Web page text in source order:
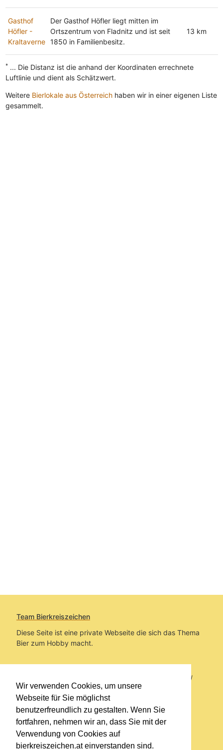
Wir verwenden Cookies, um unsere
Webseite für Sie möglichst
benutzerfreundlich zu gestalten. Wenn Sie
fortfahren, nehmen wir an, dass Sie mit der
Verwendung von Cookies auf
bierkreiszeichen.at einverstanden sind.
Gasthof
Höfler -
Kraltaverne
Der Gasthof Höfler liegt mitten im
Ortszentrum von Fladnitz und ist seit
1850 in Familienbesitz.
13 km
*... Die Distanz ist die anhand der Koordinaten errechnete
Luftlinie und dient als Schätzwert.
Weitere Bierlokale aus Österreichhaben wir in einer eigenen Liste
gesammelt.
Team Bierkreiszeichen
Diese Seite ist eine private Webseite die sich das Thema
Bier zum Hobby macht.
Sie befinden sich auf https://www.bierkreiszeichen.at/
im Pfad:Übers Bier/Bierlokale
Erstellt: 2014-08-19
Links